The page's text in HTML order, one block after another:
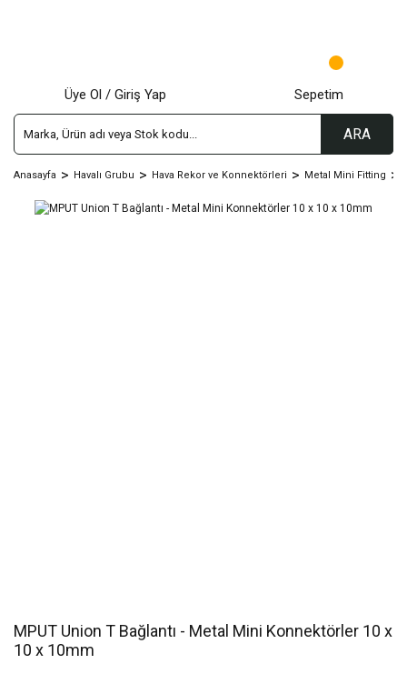
ARA
Üye Ol / Giriş Yap Sepetim
Anasayfa Havalı Grubu Hava Rekor ve Konnektörleri Metal Mini Fitting
MPUT Union T Bağlantı - Metal Mini Konnektörler 10 x
10 x 10mm